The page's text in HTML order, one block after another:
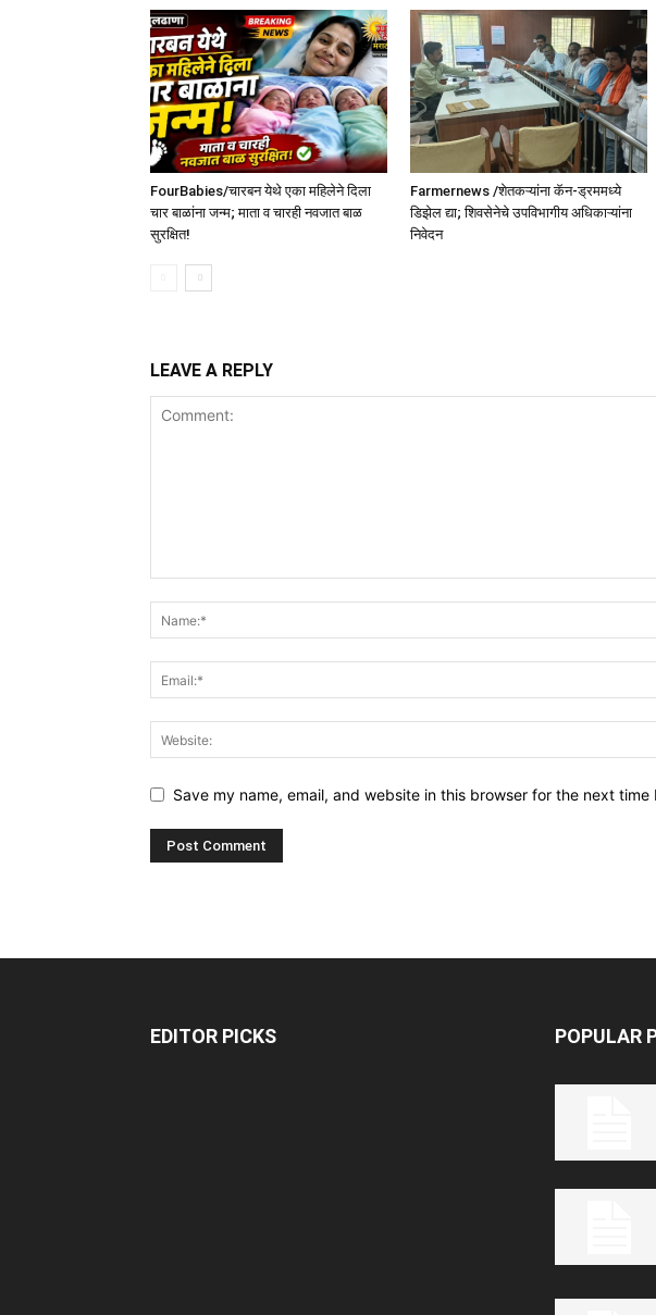
FourBabies/चारबन येथे एका महिलेने दिला
चार बाळांना जन्म; माता व चारही नवजात बाळ
सुरक्षित!
Farmernews /शेतकऱ्यांना कॅन-ड्रममध्ये
डिझेल द्या; शिवसेनेचे उपविभागीय अधिकाऱ्यांना
निवेदन
LEAVE A REPLY
Save my name, email, and website in this browser for the next time
EDITOR PICKS POPULAR